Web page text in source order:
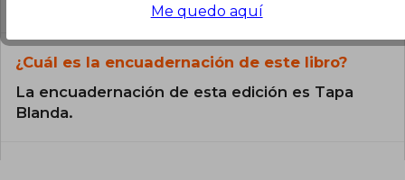
El libro está escrito en Inglés.
¿Cuál es la encuadernación de este libro?
La encuadernación de esta edición es Tapa
Blanda.
Me quedo aquí